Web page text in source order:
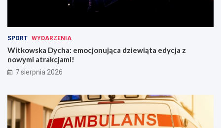
SPORT WYDARZENIA
Witkowska Dycha: emocjonująca dziewiąta edycja z
nowymi atrakcjami!
7 sierpnia 2026